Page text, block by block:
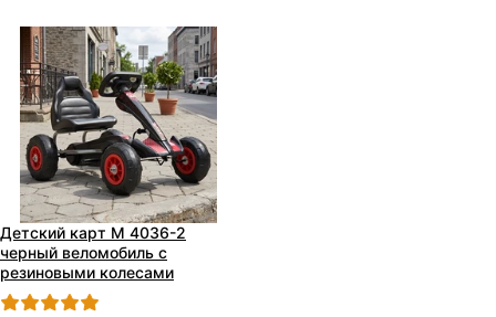
Детский карт M 4036-2
черный веломобиль с
резиновыми колесами